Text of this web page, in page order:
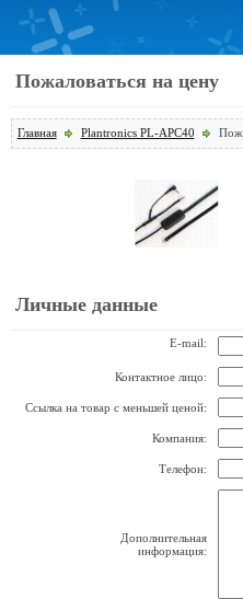
Пожаловаться на цену
Главная Plantronics PL-APC40
Личные данные
E-mail:
Контактное лицо:
Ссылка на товар с меньшей ценой:
Компания:
Телефон:
Дополнительная
информация: